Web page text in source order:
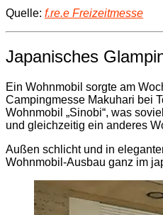
Quelle: f.re.e Freizeitmesse
Japanisches
Ein Wohnmobil sorgte am
Campingmesse Makuhari bei
Wohnmobil „Sinobi“, was
und gleichzeitig ein anderes
Außen schlicht und in
Wohnmobil-Ausbau ganz im